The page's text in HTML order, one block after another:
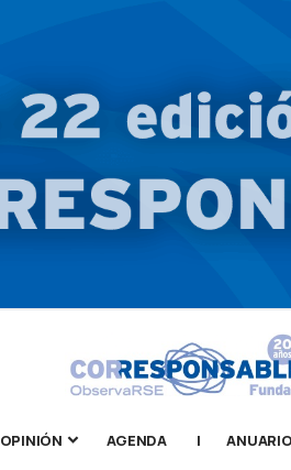
OPINIÓN AGENDA | ANUARIO